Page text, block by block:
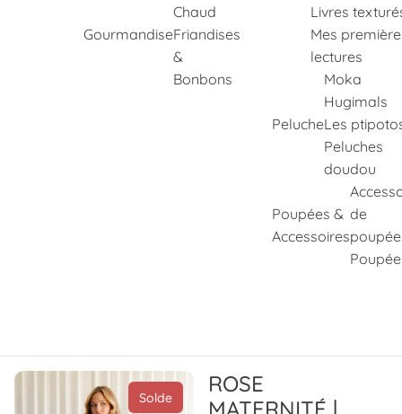
Gourmandise
Chaud
Friandises
&
Bonbons
Livres
Mes
lectures
Peluche
Moka
Hugimals
Les
Peluches
doudou
Poupées &
Accessoires
de
Solde
ROSE